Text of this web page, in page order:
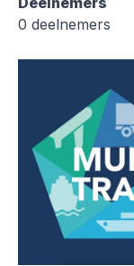
0 deelnemers